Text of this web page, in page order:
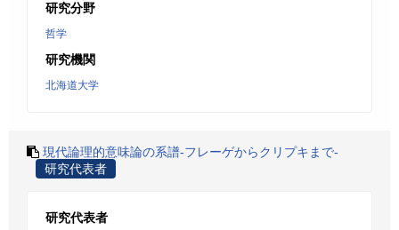
研究分野
哲学
研究機関
北海道大学
現代論理的意味論の系譜-フレーゲからクリプキまで-
研究代表者
研究代表者